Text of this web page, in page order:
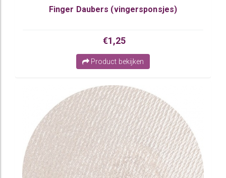
Finger Daubers (vingersponsjes)
€1,25
Product bekijken